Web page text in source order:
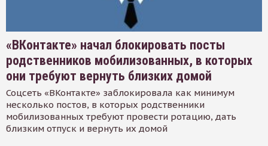
«ВКонтакте» начал блокировать посты
родственников мобилизованных, в которых
они требуют вернуть близких домой
Соцсеть «ВКонтакте» заблокировала как минимум
несколько постов, в которых родственники
мобилизованных требуют провести ротацию, дать
близким отпуск и вернуть их домой